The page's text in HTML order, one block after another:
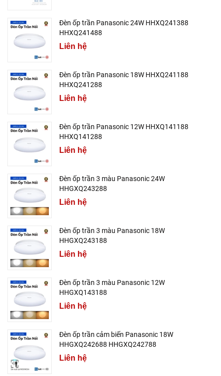
Đèn ốp trần Panasonic 24W HHXQ241388
HHXQ241488
Liên hệ
Đèn ốp trần Panasonic 18W HHXQ241188
HHXQ241288
Liên hệ
Đèn ốp trần Panasonic 12W HHXQ141188
HHXQ141288
Liên hệ
Đèn ốp trần 3 màu Panasonic 24W
HHGXQ243288
Liên hệ
Đèn ốp trần 3 màu Panasonic 18W
HHGXQ243188
Liên hệ
Đèn ốp trần 3 màu Panasonic 12W
HHGXQ143188
Liên hệ
Đèn ốp trần cảm biến Panasonic 18W
HHGXQ242688 HHGXQ242788
Liên hệ